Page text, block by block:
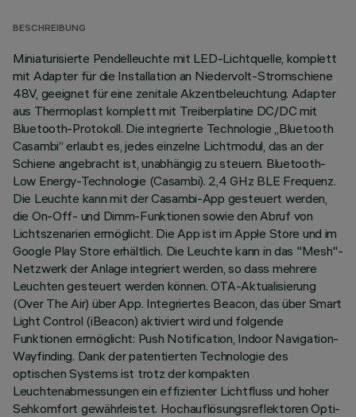
BESCHREIBUNG
Miniaturisierte Pendelleuchte mit LED-Lichtquelle, komplett
mit Adapter für die Installation an Niedervolt-Stromschiene
48V, geeignet für eine zenitale Akzentbeleuchtung. Adapter
aus Thermoplast komplett mit Treiberplatine DC/DC mit
Bluetooth-Protokoll. Die integrierte Technologie „Bluetooth
Casambi“ erlaubt es, jedes einzelne Lichtmodul, das an der
Schiene angebracht ist, unabhängig zu steuern. Bluetooth-
Low Energy-Technologie (Casambi). 2,4 GHz BLE Frequenz.
Die Leuchte kann mit der Casambi-App gesteuert werden,
die On-Off- und Dimm-Funktionen sowie den Abruf von
Lichtszenarien ermöglicht. Die App ist im Apple Store und im
Google Play Store erhältlich. Die Leuchte kann in das "Mesh"-
Netzwerk der Anlage integriert werden, so dass mehrere
Leuchten gesteuert werden können. OTA-Aktualisierung
(Over The Air) über App. Integriertes Beacon, das über Smart
Light Control (iBeacon) aktiviert wird und folgende
Funktionen ermöglicht: Push Notification, Indoor Navigation-
Wayfinding. Dank der patentierten Technologie des
optischen Systems ist trotz der kompakten
Leuchtenabmessungen ein effizienter Lichtfluss und hoher
Sehkomfort gewährleistet. Hochauflösungsreflektoren Opti-